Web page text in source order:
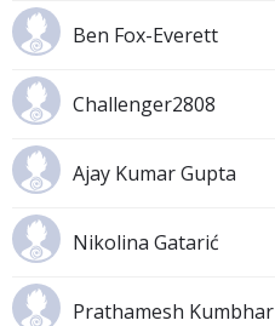
Ben Fox-Everett
Challenger2808
Ajay Kumar Gupta
Nikolina Gatarić
Prathamesh Kumbhar